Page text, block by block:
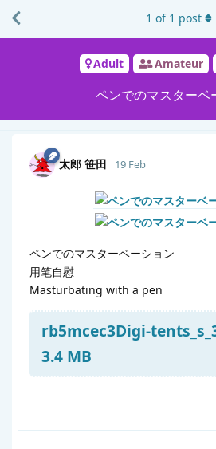
Adult Amateur
ペンでのマスターベ
1 of 1 post
太郎 笹田 19 Feb
ペンでのマスターベーション
用笔自慰
Masturbating with a pen
rb5mcec3Digi-
3.4 MB